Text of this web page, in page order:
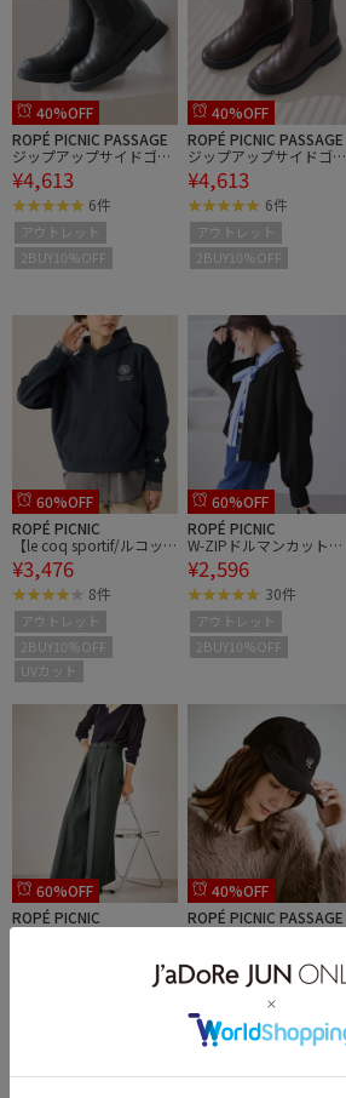
40%OFF
ROPÉ PICNIC PASSAGE
ジップアップサイドゴア
ショートブーツ
¥4,613
6件
アウトレット
2BUY10%OFF
40%OFF
ROPÉ PICNIC PASSAGE
ジップアップサイドゴア
ショートブーツ
¥4,613
6件
アウトレット
2BUY10%OFF
60%OFF
ROPÉ PICNIC
【le coq sportif/ルコッ
クスポルティフ】防風リ
ブニットフーディースウ
ェット/UVカット
¥3,476
8件
アウトレット
2BUY10%OFF
UVカット
60%OFF
ROPÉ PICNIC
W-ZIPドルマンカットカ
ーディガン
¥2,596
30件
アウトレット
2BUY10%OFF
60%OFF
ROPÉ PICNIC
フレアシルエットサスペ
40%OFF
ROPÉ PICNIC PASSAGE
ロゴキャップ
¥1,973
2件
アウトレット
2BUY10%OFF